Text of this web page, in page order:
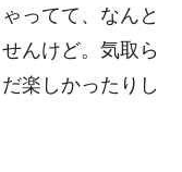
ってて、なんと
んけど。気取ら
楽しかったりし